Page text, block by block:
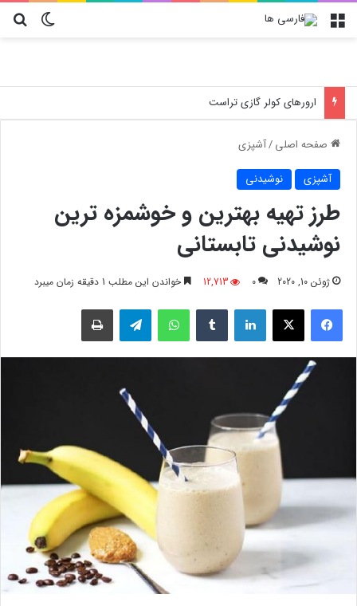
تغییر منو
صفحه اصلی/آشپزی
آشپزی نوشیدنی
طرز تهیه بهترین و خوشمزه ترین
نوشیدنی تابستانی
ژوئن 10, 2020 0
12,713 خواندن این مطلب 1 دقیقه زمان میبرد
فیسبوک لینکدین واتس آپ